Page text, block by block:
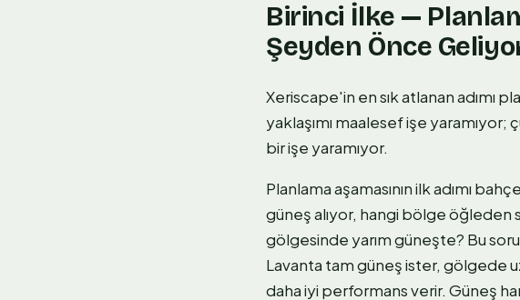
Birinci İlke —
Şeyden Önce
Xeriscape'in en sık atlanan adımı
yaklaşımı maalesef işe
bir işe yaramıyor.
Planlama aşamasının ilk adımı
güneş alıyor, hangi bölge öğleden
gölgesinde yarım güneşte? Bu
Lavanta tam güneş ister, gölgede
daha iyi performans verir. Güneş